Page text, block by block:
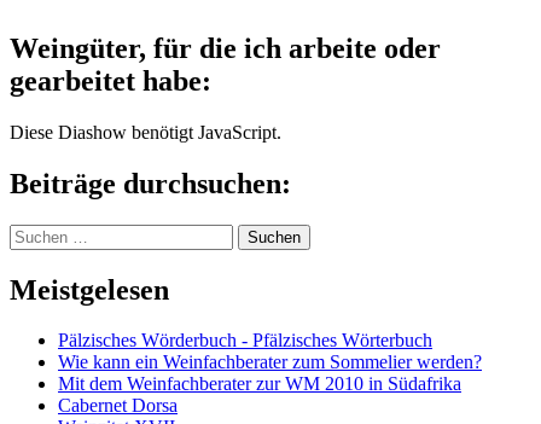
Weingüter, für die ich arbeite oder
gearbeitet habe:
Diese Diashow benötigt JavaScript.
Beiträge durchsuchen:
Suchen
nach:
Meistgelesen
Pälzisches Wörderbuch - Pfälzisches Wörterbuch
Wie kann ein Weinfachberater zum Sommelier werden?
Mit dem Weinfachberater zur WM 2010 in Südafrika
Cabernet Dorsa